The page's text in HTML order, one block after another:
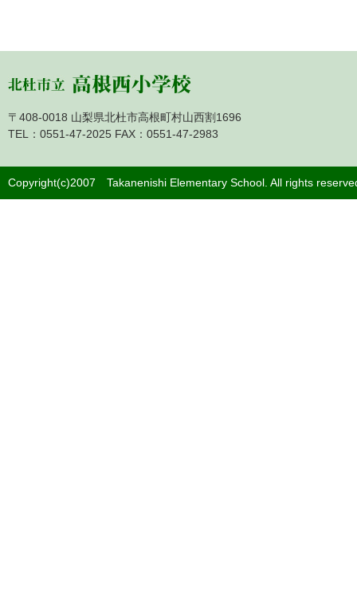
〒408-0018 山梨県北杜市高根町村山西割1696
TEL：0551-47-2025 FAX：0551-47-2983
Copyright(c)2007 Takanenishi Elementary School. All rights